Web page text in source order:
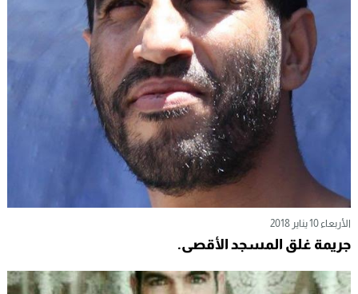
الأربعاء 10 يناير 2018
جريمة غلق المسجد الأقصى.